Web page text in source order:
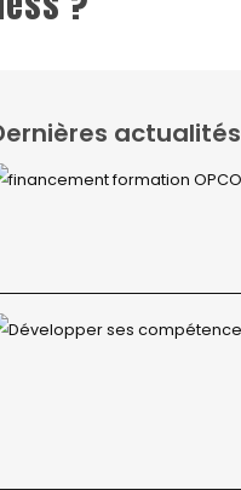
actualités